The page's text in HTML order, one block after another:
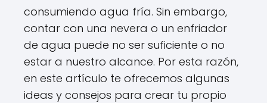
consumiendo agua fría. Sin embargo,
contar con una nevera o un enfriador
de agua puede no ser suficiente o no
estar a nuestro alcance. Por esta razón,
en este artículo te ofrecemos algunas
ideas y consejos para crear tu propio